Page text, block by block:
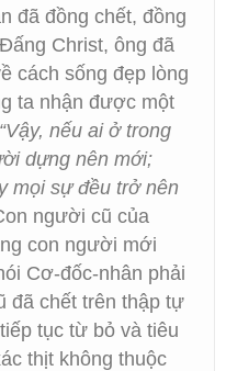
đã đồng chết, đồng
Christ, ông đã
cách sống đẹp lòng
ta nhận được một
“Vậy, nếu ai ở trong
dựng nên mới;
mọi sự đều trở nên
người cũ của
con người mới
Cơ-đốc-nhân phải
đã chết trên thập tự
tục từ bỏ và tiêu
thịt không thuộc